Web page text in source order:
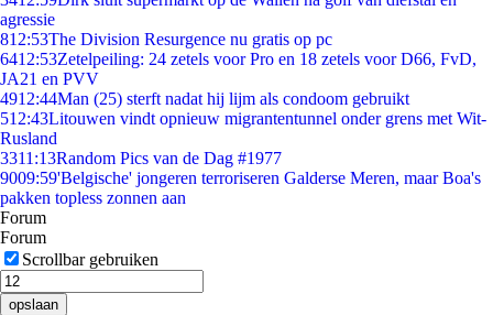
agressie
812:53The Division Resurgence nu gratis op pc
6412:53Zetelpeiling: 24 zetels voor Pro en 18 zetels voor D66, FvD,
JA21 en PVV
4912:44Man (25) sterft nadat hij lijm als condoom gebruikt
512:43Litouwen vindt opnieuw migrantentunnel onder grens met Wit-
Rusland
3311:13Random Pics van de Dag #1977
9009:59'Belgische' jongeren terroriseren Galderse Meren, maar Boa's
pakken topless zonnen aan
Forum
Forum
Scrollbar gebruiken
opslaan